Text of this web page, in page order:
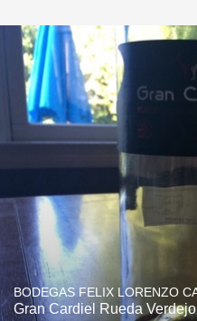
BODEGAS FELIX LORENZO
Gran Cardiel Rueda